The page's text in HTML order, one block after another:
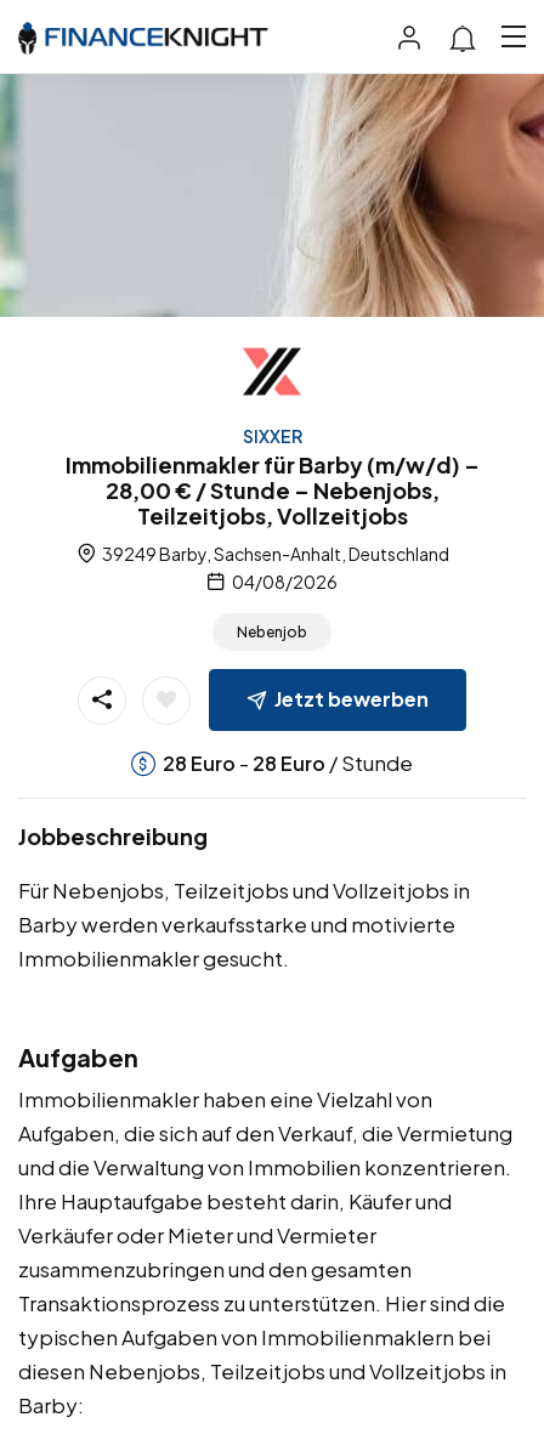
SIXXER
Immobilienmakler für Barby (m/w/d) –
28,00 € / Stunde – Nebenjobs,
Teilzeitjobs, Vollzeitjobs
39249 Barby, Sachsen-Anhalt, Deutschland
04/08/2026
Nebenjob
Jetzt bewerben
28 Euro - 28 Euro / Stunde
Jobbeschreibung
Für Nebenjobs, Teilzeitjobs und Vollzeitjobs in
Barby werden verkaufsstarke und motivierte
Immobilienmakler gesucht.
Aufgaben
Immobilienmakler haben eine Vielzahl von
Aufgaben, die sich auf den Verkauf, die Vermietung
und die Verwaltung von Immobilien konzentrieren.
Ihre Hauptaufgabe besteht darin, Käufer und
Verkäufer oder Mieter und Vermieter
zusammenzubringen und den gesamten
Transaktionsprozess zu unterstützen. Hier sind die
typischen Aufgaben von Immobilienmaklern bei
diesen Nebenjobs, Teilzeitjobs und Vollzeitjobs in
Barby: